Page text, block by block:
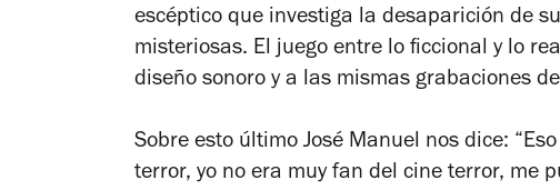
escéptico que investiga la desaparición de
misteriosas. El juego entre lo ficcional y lo
diseño sonoro y a las mismas grabaciones
Sobre esto último José Manuel nos dice:
terror, yo no era muy fan del cine terror, me